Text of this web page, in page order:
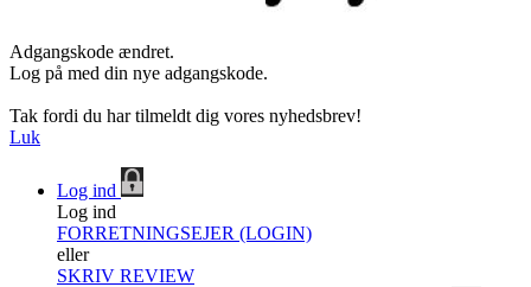
Adgangskode ændret.
Log på med din nye adgangskode.
Tak fordi du har tilmeldt dig vores nyhedsbrev!
Luk
Log ind
Log ind
FORRETNINGSEJER (LOGIN)
eller
SKRIV REVIEW